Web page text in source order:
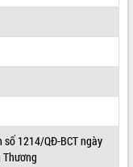
1214/QĐ-BCT ngày